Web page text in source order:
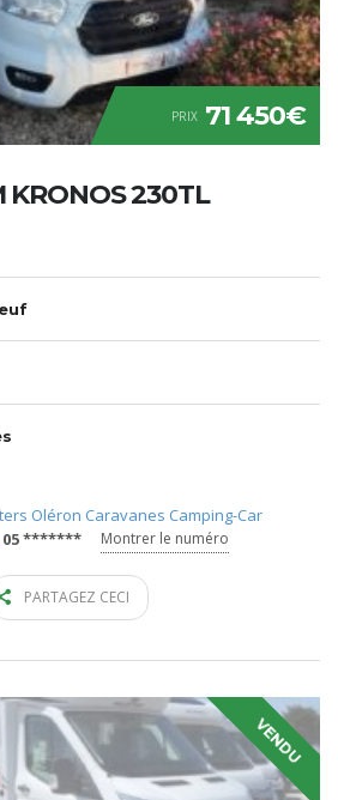
PRIX 71 450€
KRONOS 230TL
Oléron Caravanes Camping-Car
05 *******
Montrer le numéro
PARTAGEZ CECI
VENDU